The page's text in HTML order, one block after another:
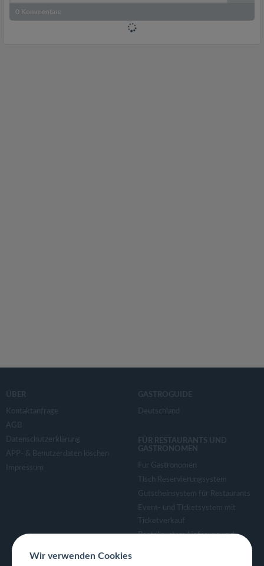
0 Kommentare
ÜBER
Kontaktanfrage
AGB
Datenschutzerklärung
APP- & Benutzerdaten löschen
Impressum
GASTROGUIDE
Deutschland
FÜR RESTAURANTS UND
GASTRONOMEN
Für Gastronomen
Tisch Reservierungsystem
Gutscheinsystem für Restaurants
Event- und Ticketsystem mit
Ticketverkauf
Bestellsystem Lieferung und
Wir verwenden Cookies